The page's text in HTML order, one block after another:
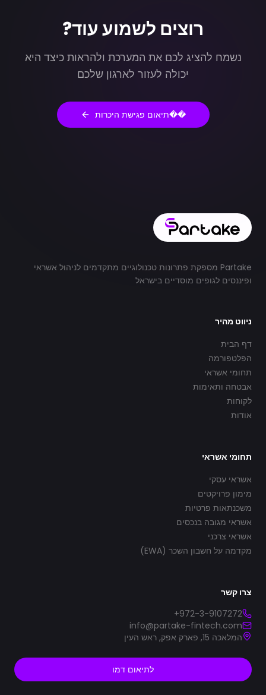
רוצים לשמוע עוד?
נשמח להציג לכם את המערכת ולהראות כיצד היא
יכולה לעזור לארגון שלכם
��תיאום פגישת היכרות
Partake מספקת פתרונות טכנולוגיים מתקדמים לניהול אשראי
ופיננסים לגופים מוסדיים בישראל
ניווט מהיר
דף הבית
הפלטפורמה
תחומי אשראי
אבטחה ותאימות
לקוחות
אודות
תחומי אשראי
אשראי עסקי
מימון פרויקטים
משכנתאות פרטיות
אשראי מגובה בנכסים
אשראי צרכני
מקדמה על חשבון השכר (EWA)
צרו קשר
+972-3-9107272
info@partake-fintech.com
המלאכה 15, פארק אפק, ראש העין
לתיאום דמו